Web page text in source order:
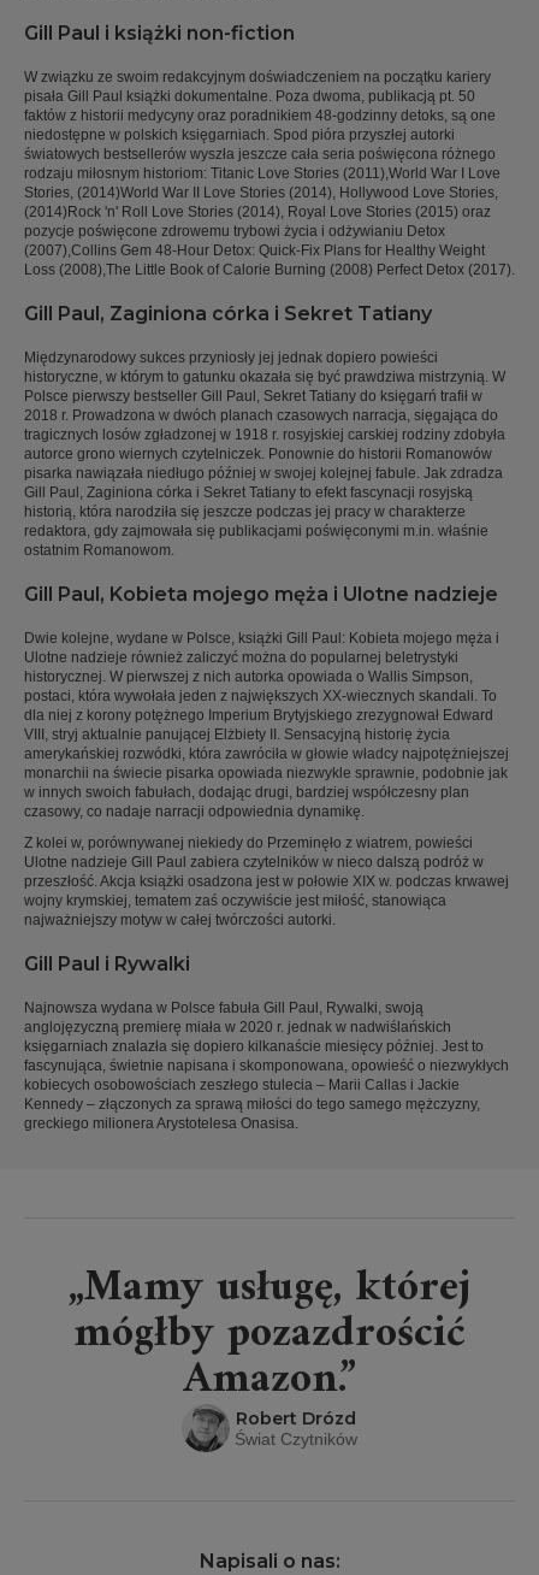
Gill Paul i książki non-fiction
W związku ze swoim redakcyjnym doświadczeniem na początku kariery
pisała Gill Paul książki dokumentalne. Poza dwoma, publikacją pt. 50
faktów z historii medycyny oraz poradnikiem 48-godzinny detoks, są one
niedostępne w polskich księgarniach. Spod pióra przyszłej autorki
światowych bestsellerów wyszła jeszcze cała seria poświęcona różnego
rodzaju miłosnym historiom: Titanic Love Stories (2011),World War I Love
Stories, (2014)World War II Love Stories (2014), Hollywood Love Stories,
(2014)Rock 'n' Roll Love Stories (2014), Royal Love Stories (2015) oraz
pozycje poświęcone zdrowemu trybowi życia i odżywianiu Detox
(2007),Collins Gem 48-Hour Detox: Quick-Fix Plans for Healthy Weight
Loss (2008),The Little Book of Calorie Burning (2008) Perfect Detox (2017).
Gill Paul, Zaginiona córka i Sekret Tatiany
Międzynarodowy sukces przyniosły jej jednak dopiero powieści
historyczne, w którym to gatunku okazała się być prawdziwa mistrzynią. W
Polsce pierwszy bestseller Gill Paul, Sekret Tatiany do księgarń trafił w
2018 r. Prowadzona w dwóch planach czasowych narracja, sięgająca do
tragicznych losów zgładzonej w 1918 r. rosyjskiej carskiej rodziny zdobyła
autorce grono wiernych czytelniczek. Ponownie do historii Romanowów
pisarka nawiązała niedługo później w swojej kolejnej fabule. Jak zdradza
Gill Paul, Zaginiona córka i Sekret Tatiany to efekt fascynacji rosyjską
historią, która narodziła się jeszcze podczas jej pracy w charakterze
redaktora, gdy zajmowała się publikacjami poświęconymi m.in. właśnie
ostatnim Romanowom.
Gill Paul, Kobieta mojego męża i Ulotne nadzieje
Dwie kolejne, wydane w Polsce, książki Gill Paul: Kobieta mojego męża i
Ulotne nadzieje również zaliczyć można do popularnej beletrystyki
historycznej. W pierwszej z nich autorka opowiada o Wallis Simpson,
postaci, która wywołała jeden z największych XX-wiecznych skandali. To
dla niej z korony potężnego Imperium Brytyjskiego zrezygnował Edward
VIII, stryj aktualnie panującej Elżbiety II. Sensacyjną historię życia
amerykańskiej rozwódki, która zawróciła w głowie władcy najpotężniejszej
monarchii na świecie pisarka opowiada niezwykle sprawnie, podobnie jak
w innych swoich fabułach, dodając drugi, bardziej współczesny plan
czasowy, co nadaje narracji odpowiednia dynamikę.
Z kolei w, porównywanej niekiedy do Przeminęło z wiatrem, powieści
Ulotne nadzieje Gill Paul zabiera czytelników w nieco dalszą podróż w
przeszłość. Akcja książki osadzona jest w połowie XIX w. podczas krwawej
wojny krymskiej, tematem zaś oczywiście jest miłość, stanowiąca
najważniejszy motyw w całej twórczości autorki.
Gill Paul i Rywalki
Najnowsza wydana w Polsce fabuła Gill Paul, Rywalki, swoją
anglojęzyczną premierę miała w 2020 r. jednak w nadwiślańskich
księgarniach znalazła się dopiero kilkanaście miesięcy później. Jest to
fascynująca, świetnie napisana i skomponowana, opowieść o niezwykłych
kobiecych osobowościach zeszłego stulecia – Marii Callas i Jackie
Kennedy – złączonych za sprawą miłości do tego samego mężczyzny,
greckiego milionera Arystotelesa Onasisa.
„Mamy usługę, której
mógłby pozazdrościć
Amazon.”
Robert Drózd
Świat Czytników
Napisali o nas: